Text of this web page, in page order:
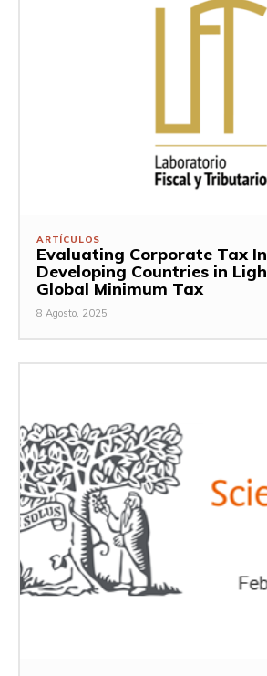
ARTÍCULOS
Evaluating Corporate Tax
Developing Countries in
Global Minimum Tax
8 Agosto, 2025